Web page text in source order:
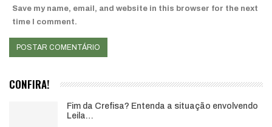
Save my name, email, and website in this browser for the next
time I comment.
CONFIRA!
Fim da Crefisa? Entenda a situação envolvendo
Leila…